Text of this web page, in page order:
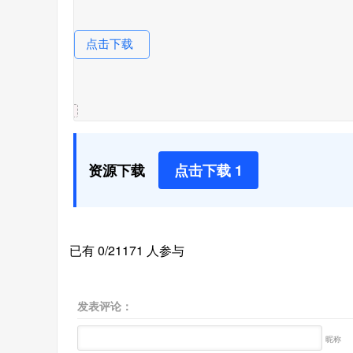
点击下载
资源下载 点击下载 1
已有 0/21171 人参与
发表评论：
昵称